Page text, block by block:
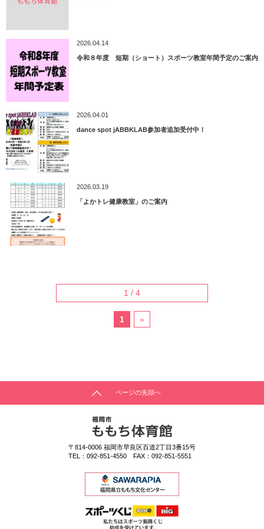
2026.04.14
令和８年度 短期（ショート）スポーツ教室年間予定のご案内
2026.04.01
dance spot jABBKLAB参加者追加受付中！
2026.03.19
「よかトレ健康教室」のご案内
1 / 4
1 »
ページの先頭へ
〒814-0006 福岡市早良区百道2丁目3番15号
TEL： 092-851-4550 FAX：092-851-5551